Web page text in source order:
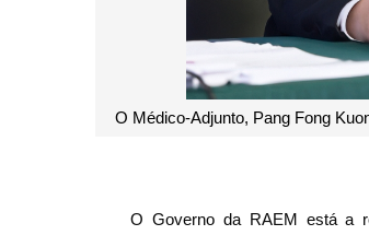
O Médico-Adjunto, Pang Fong
O Governo da RAEM está a